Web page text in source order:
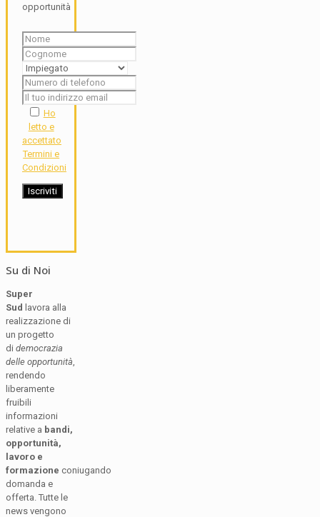
opportunità
Ho
letto e
accettato
Termini e
Condizioni
Su di Noi
Super
Sud lavora alla
realizzazione di
un progetto
di democrazia
delle opportunità
rendendo
liberamente
fruibili
informazioni
relative a bandi,
opportunità,
lavoro e
formazione coniugando
domanda e
offerta. Tutte le
news vengono